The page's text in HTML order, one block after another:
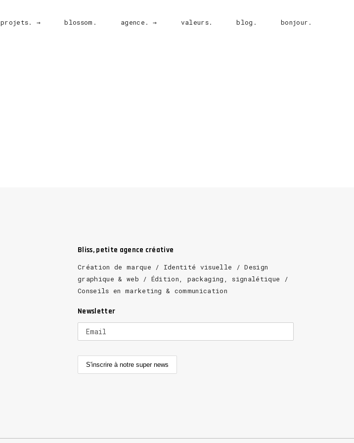
projets. → blossom. agence. → valeurs. blog. bonjour.
Bliss, petite agence créative
Création de marque / Identité visuelle / Design
graphique & web / Édition, packaging, signalétique /
Conseils en marketing & communication
Newsletter